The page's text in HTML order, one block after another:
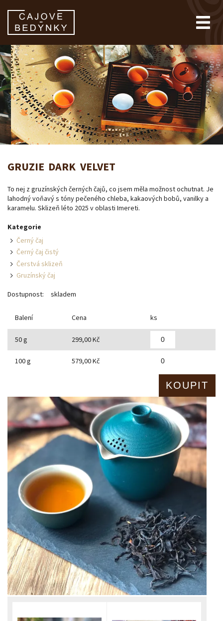
GRUZIE DARK VELVET
To nej z gruzínských černých čajů, co jsem měla možnost ochutnat. Je
lahodný voňavý s tóny pečeného chleba, kakaových bobů, vanilky a
karamelu. Sklizeň léto 2025 v oblasti Imereti.
Kategorie
Černý čaj
Černý čaj čistý
Čerstvá sklizeň
Gruzínský čaj
Dostupnost: skladem
Balení Cena ks
50 g 299,00 Kč
100 g 579,00 Kč